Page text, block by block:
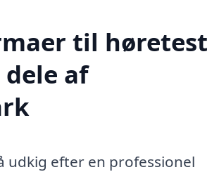
til høretest
af
udkig efter en professionel